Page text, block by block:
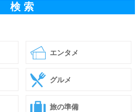
エンタメ
グルメ
旅の準備